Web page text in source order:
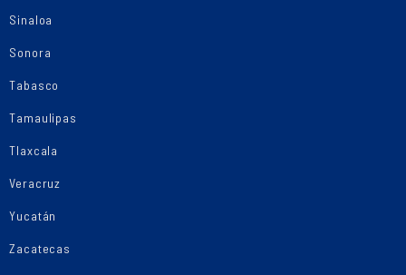
Sinaloa
Sonora
Tabasco
Tamaulipas
Tlaxcala
Veracruz
Yucatán
Zacatecas